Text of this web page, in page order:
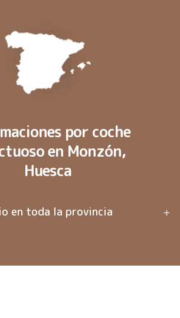
por coche
en Monzón,
Huesca
en toda la provincia